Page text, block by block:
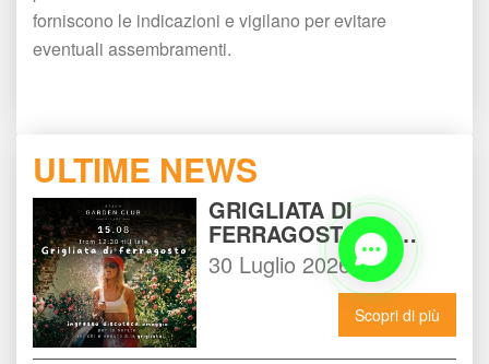
forniscono le indicazioni e vigilano per evitare
eventuali assembramenti.
ULTIME NEWS
GRIGLIATA DI
FERRAGOSTO AL
BEACH GARDEN CLUB
MILANO: LA FESTA DA
NON PERDERE DEL 15
30 Luglio 2026
Scopri di più